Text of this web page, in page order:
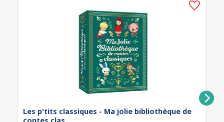
Les p'tits classiques - Ma jolie bibliothèque de